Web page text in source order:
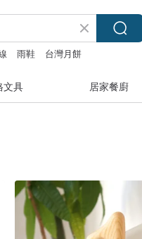
雨鞋
台灣月餅
文具 居家餐廚